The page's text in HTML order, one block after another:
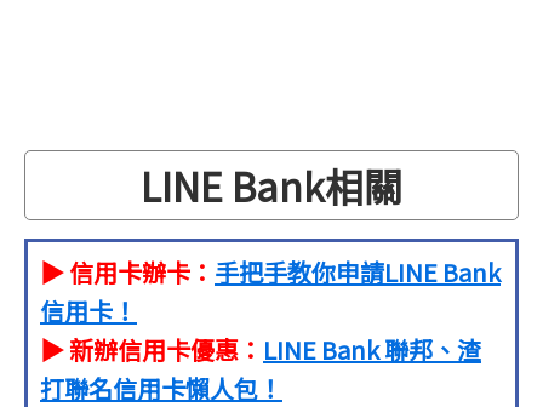
LINE Bank相關
▶ 信用卡辦卡： 手把手教你申請LINE Bank
信用卡！
▶ 新辦信用卡優惠： LINE Bank 聯邦、渣
打聯名信用卡懶人包！